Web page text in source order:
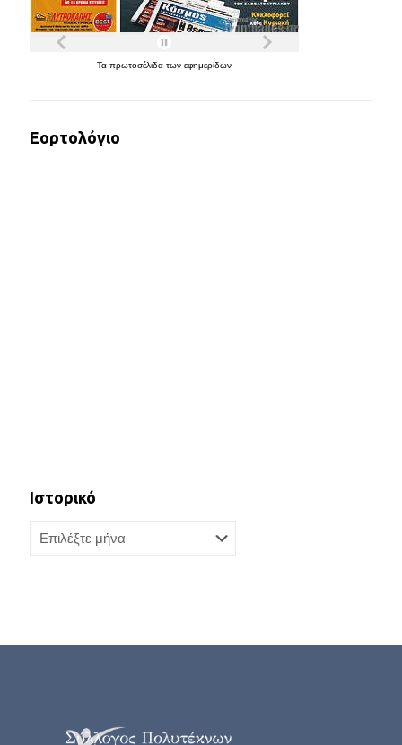
Τα πρωτοσέλιδα των εφημερίδων
Εορτολόγιο
Ιστορικό